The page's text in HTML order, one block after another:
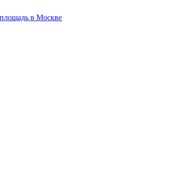
в Москве